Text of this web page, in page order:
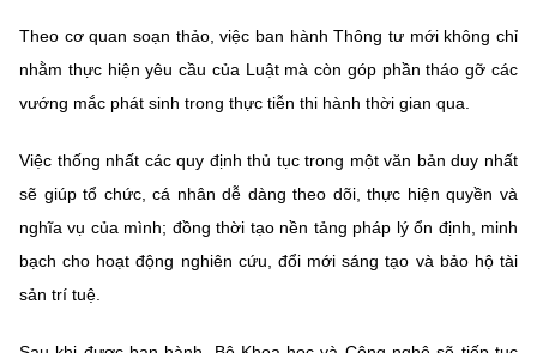
Theo cơ quan soạn thảo, việc ban hành Thông tư mới không chỉ
nhằm thực hiện yêu cầu của Luật mà còn góp phần tháo gỡ các
vướng mắc phát sinh trong thực tiễn thi hành thời gian qua.
Việc thống nhất các quy định thủ tục trong một văn bản duy nhất
sẽ giúp tổ chức, cá nhân dễ dàng theo dõi, thực hiện quyền và
nghĩa vụ của mình; đồng thời tạo nền tảng pháp lý ổn định, minh
bạch cho hoạt động nghiên cứu, đổi mới sáng tạo và bảo hộ tài
sản trí tuệ.